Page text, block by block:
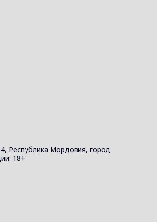
Республика Мордовия, город
18+